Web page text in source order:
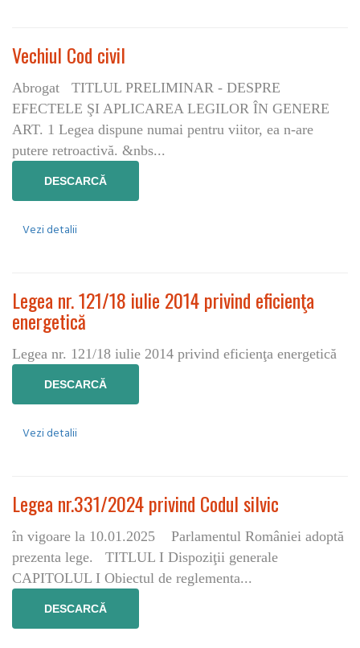
Vechiul Cod civil
Abrogat TITLUL PRELIMINAR - DESPRE
EFECTELE ŞI APLICAREA LEGILOR ÎN GENERE
ART. 1 Legea dispune numai pentru viitor, ea n-are
putere retroactivă. &nbs...
DESCARCĂ
Vezi detalii
Legea nr. 121/18 iulie 2014 privind eficienţa
energetică
Legea nr. 121/18 iulie 2014 privind eficienţa energetică
DESCARCĂ
Vezi detalii
Legea nr.331/2024 privind Codul silvic
în vigoare la 10.01.2025 Parlamentul României adoptă
prezenta lege. TITLUL I Dispoziţii generale
CAPITOLUL I Obiectul de reglementa...
DESCARCĂ